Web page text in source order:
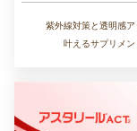
紫外線対策と透明感ア
叶えるサプリメン